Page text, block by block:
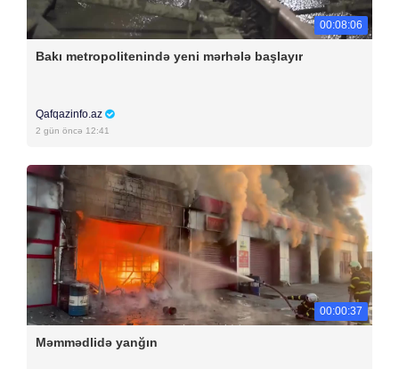
00:08:06
Bakı metropolitenində yeni mərhələ başlayır
Qafqazinfo.az
2 gün öncə 12:41
00:00:37
Məmmədlidə yanğın